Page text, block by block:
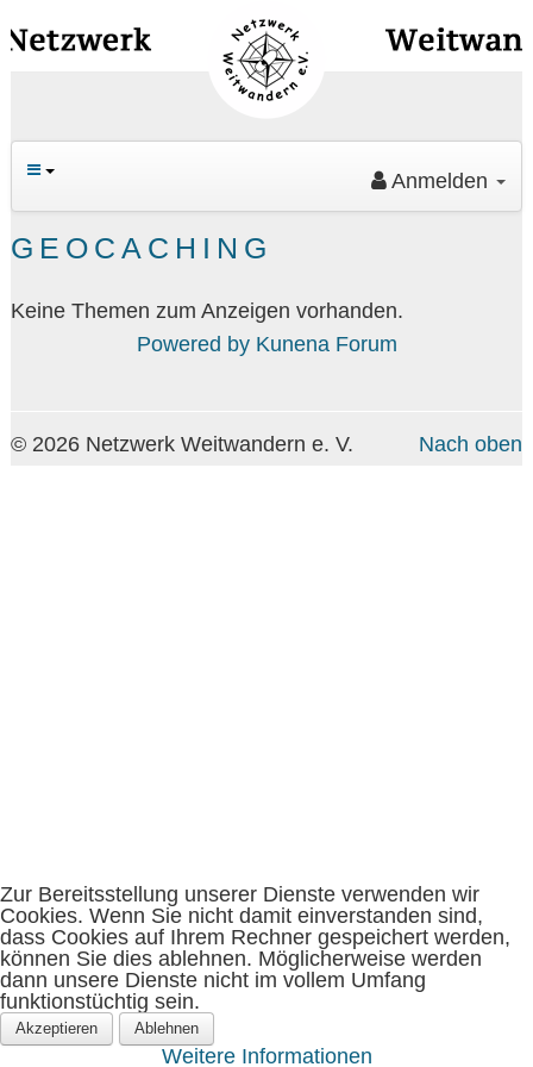
Anmelden
GEOCACHING
Keine Themen zum Anzeigen vorhanden.
Powered by Kunena Forum
Nach oben
© 2026 Netzwerk Weitwandern e. V.
Zur Bereitsstellung unserer Dienste verwenden wir
Cookies. Wenn Sie nicht damit einverstanden sind,
dass Cookies auf Ihrem Rechner gespeichert werden,
können Sie dies ablehnen. Möglicherweise werden
dann unsere Dienste nicht im vollem Umfang
funktionstüchtig sein.
Akzeptieren Ablehnen
Weitere Informationen